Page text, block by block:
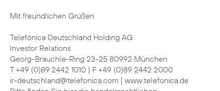
Mit freundlichen Grüßen
Telefónica Deutschland Holding AG
Investor Relations
Georg-Brauchle-Ring 23-25 80992 München
T +49 (0)89 2442 1010 | F +49 (0)89 2442 2000
ir-deutschland@telefonica.com | www.telefonica.de